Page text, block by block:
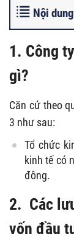
Nội
1. Công
gì?
Căn cứ theo
3 như sau:
Tổ chức
kinh tế có
đông.
2. Các
vốn đầu